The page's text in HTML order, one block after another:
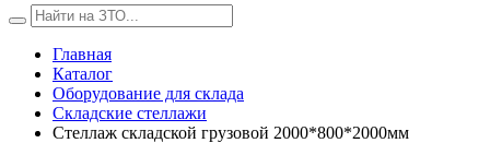
Главная
Каталог
Оборудование для склада
Складские стеллажи
Стеллаж складской грузовой 2000*800*2000мм